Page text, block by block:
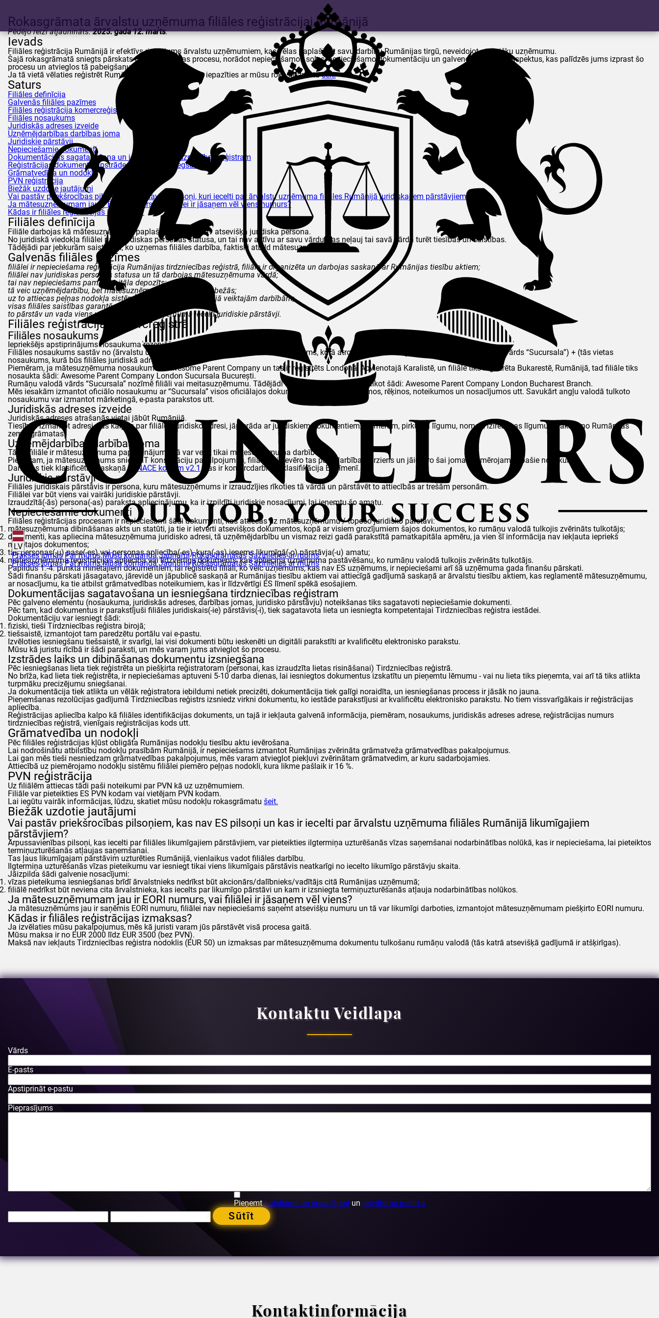
LV
Prakses jomas Par mums Mūsu komanda Jaunumi Rokasgrāmatas Sazinieties ar mums
Prakses jomas Par mums Mūsu komanda Jaunumi Rokasgrāmatas Sazinieties ar mums
Rokasgrāmata ārvalstu uzņēmuma filiāles reģistrācijai Rumānijā
Pēdējo reizi atjaunināts:2025. gada 12. marts.
Ievads
Filiāles reģistrācija Rumānijā ir efektīvs risinājums ārvalstu uzņēmumiem, kas vēlas paplašināt savu darbību Rumānijas tirgū, neveidojot atsevišķu uzņēmumu.
Šajā rokasgrāmatā sniegts pārskats par reģistrācijas procesu, norādot nepieciešamos soļus, nepieciešamo dokumentāciju un galvenos juridiskos aspektus, kas palīdzēs jums izprast šo
procesu un atvieglos tā pabeigšanu.
Ja tā vietā vēlaties reģistrēt Rumānijas uzņēmumu, varat iepazīties ar mūsu rokasgrāmatušeit.
Saturs
Filiāles definīcija
Galvenās filiāles pazīmes
Filiāles reģistrācija komercreģistrā
Filiāles nosaukums
Juridiskās adreses izveide
Uzņēmējdarbības darbības joma
Juridiskie pārstāvji
Nepieciešamie dokumenti
Dokumentācijas sagatavošana un iesniegšana tirdzniecības reģistram
Reģistrācijas dokumentu apstrādes laiks un izsniegšana
Grāmatvedība un nodokļi
PVN reģistrācija
Biežāk uzdotie jautājumi
Vai pastāv priekšrocības pilsoņiem, kas nav ES pilsoņi, kuri iecelti par ārvalstu uzņēmuma filiāles Rumānijā juridiskajiem pārstāvjiem?
Ja mātesuzņēmumam jau ir EORI numurs, vai filiālei ir jāsaņem vēl viens numurs?
Kādas ir filiāles reģistrācijas izmaksas?
Filiāles definīcija
Filiāle darbojas kā mātesuzņēmuma paplašinājums un nav atsevišķa juridiska persona.
No juridiskā viedokļa filiālei nav juridiskas personas statusa, un tai nav aktīvu ar savu vārdu, kas neļauj tai savā vārdā turēt tiesības un saistības.
Tādējādi par jebkurām saistībām, ko uzņemas filiāles darbība, faktiski atbild mātesuzņēmums.
Galvenās filiāles pazīmes
filiālei ir nepieciešama reģistrācija Rumānijas tirdzniecības reģistrā, filiāle ir organizēta un darbojas saskaņā ar Rumānijas tiesību aktiem;
filiālei nav juridiskas personas statusa un tā darbojas mātesuzņēmuma vārdā;
tai nav nepieciešams pamatkapitāla depozīts;
tā veic uzņēmējdarbību, bet mātesuzņēmuma noteiktajās robežās;
uz to attiecas peļņas nodokļa sistēma par Rumānijas teritorijā veiktajām darbībām;
visas filiāles saistības garantē mātesuzņēmums;
to pārstāv un vada viens vai vairāki mātesuzņēmuma iecelti juridiskie pārstāvji.
Filiāles reģistrācija komercreģistrā
Filiāles nosaukums
Iepriekšējs apstiprinājums nosaukuma rezervēšanai nav nepieciešams.
Filiāles nosaukums sastāv no (ārvalstu uzņēmuma nosaukums) + (tās vietas nosaukums, kurā atrodas ārvalstu uzņēmuma juridiskā adrese) + (vārds “Sucursala”) + (tās vietas
nosaukums, kurā būs filiāles juridiskā adrese).
Piemēram, ja mātesuzņēmuma nosaukums ir Awesome Parent Company un tas ir reģistrēts Londonā, Apvienotajā Karalistē, un filiāle tiks reģistrēta Bukarestē, Rumānijā, tad filiāle tiks
nosaukta šādi: Awesome Parent Company London Sucursala București.
Rumāņu valodā vārds “Sucursala” nozīmē filiāli vai meitasuzņēmumu. Tādējādi filiāles nosaukumu var tulkot šādi: Awesome Parent Company London Bucharest Branch.
Mēs iesakām izmantot oficiālo nosaukumu ar“Sucursala” visos oficiālajos dokumentos, piemēram, līgumos, rēķinos, noteikumos un nosacījumos utt. Savukārt angļu valodā tulkoto
nosaukumu var izmantot mārketingā, e-pasta parakstos utt.
Juridiskās adreses izveide
Juridiskās adreses atrašanās vietai jābūt Rumānijā.
Tiesības izmantot adresi, kas kalpos par filiāles juridisko adresi, jāpierāda ar juridiskiem dokumentiem, piemēram, pirkuma līgumu, nomas/izīrēšanas līgumu, izrakstu no Rumānijas
zemesgrāmatas.
Uzņēmējdarbības darbības joma
Tā kā filiāle ir mātesuzņēmuma paplašinājums, tā var veikt tikai mātesuzņēmuma darbības.
Piemēram, ja mātesuzņēmums sniedz IT konsultāciju pakalpojumus, filiālei ir jāievēro tas pats darbības virziens un jāievēro šai jomai piemērojamie īpašie noteikumi.
Darbības tiek klasificētas saskaņā ar
NACE kodiem v2.1,kas ir komercdarbības klasifikācija ES līmenī.
Juridiskie pārstāvji
Filiāles juridiskais pārstāvis ir persona, kuru mātesuzņēmums ir izraudzījies rīkoties tā vārdā un pārstāvēt to attiecībās ar trešām personām.
Filiālei var būt viens vai vairāki juridiskie pārstāvji.
Izraudzītā(-ās) persona(-as) paraksta apliecinājumu, ka ir izpildīti juridiskie nosacījumi, lai ieņemtu šo amatu.
Nepieciešamie dokumenti
Filiāles reģistrācijas procesam ir nepieciešami šādi dokumenti, kas attiecas uz mātesuzņēmumu / topošo juridisko pārstāvi:
mātesuzņēmuma dibināšanas akts un statūti, ja tie ir ietverti atsevišķos dokumentos, kopā ar visiem grozījumiem šajos dokumentos, ko rumāņu valodā tulkojis zvērināts tulkotājs;
dokumenti, kas apliecina mātesuzņēmuma juridisko adresi, tā uzņēmējdarbību un vismaz reizi gadā parakstītā pamatkapitāla apmēru, ja vien šī informācija nav iekļauta iepriekš
minētajos dokumentos;
tās personas(-u) pase(-es) vai personas apliecība(-es), kura(-as) ieņems likumīgā(-o) pārstāvja(-u) amatu;
mātesuzņēmuma reģistrācijas apliecība vai līdzvērtīgs dokuments, kas apliecina uzņēmuma pastāvēšanu, ko rumāņu valodā tulkojis zvērināts tulkotājs.
Papildus 1.-4. punktā minētajiem dokumentiem, lai reģistrētu filiāli, ko veic uzņēmums, kas nav ES uzņēmums, ir nepieciešami arī šā uzņēmuma gada finanšu pārskati.
Šādi finanšu pārskati jāsagatavo, jārevidē un jāpublicē saskaņā ar Rumānijas tiesību aktiem vai attiecīgā gadījumā saskaņā ar ārvalstu tiesību aktiem, kas reglamentē mātesuzņēmumu,
ar nosacījumu, ka tie atbilst grāmatvedības noteikumiem, kas ir līdzvērtīgi ES līmenī spēkā esošajiem.
Dokumentācijas sagatavošana un iesniegšana tirdzniecības reģistram
Pēc galveno elementu (nosaukuma, juridiskās adreses, darbības jomas, juridisko pārstāvju) noteikšanas tiks sagatavoti nepieciešamie dokumenti.
Pēc tam, kad dokumentus ir parakstījuši filiāles juridiskais(-ie) pārstāvis(-i), tiek sagatavota lieta un iesniegta kompetentajai Tirdzniecības reģistra iestādei.
Dokumentāciju var iesniegt šādi:
fiziski, tieši Tirdzniecības reģistra birojā;
tiešsaistē, izmantojot tam paredzētu portālu vai e-pastu.
Izvēloties iesniegšanu tiešsaistē, ir svarīgi, lai visi dokumenti būtu ieskenēti un digitāli parakstīti ar kvalificētu elektronisko parakstu.
Mūsu kā juristu rīcībā ir šādi paraksti, un mēs varam jums atvieglot šo procesu.
Izstrādes laiks un dibināšanas dokumentu izsniegšana
Pēc iesniegšanas lieta tiek reģistrēta un piešķirta reģistratoram (personai, kas izraudzīta lietas risināšanai) Tirdzniecības reģistrā.
No brīža, kad lieta tiek reģistrēta, ir nepieciešamas aptuveni 5-10 darba dienas, lai iesniegtos dokumentus izskatītu un pieņemtu lēmumu - vai nu lieta tiks pieņemta, vai arī tā tiks atlikta
turpmāku precizējumu sniegšanai.
Ja dokumentācija tiek atlikta un vēlāk reģistratora iebildumi netiek precizēti, dokumentācija tiek galīgi noraidīta, un iesniegšanas process ir jāsāk no jauna.
Pieņemšanas rezolūcijas gadījumā Tirdzniecības reģistrs izsniedz virkni dokumentu, ko iestāde parakstījusi ar kvalificētu elektronisko parakstu. No tiem vissvarīgākais ir reģistrācijas
apliecība.
Reģistrācijas apliecība kalpo kā filiāles identifikācijas dokuments, un tajā ir iekļauta galvenā informācija, piemēram, nosaukums, juridiskās adreses adrese, reģistrācijas numurs
tirdzniecības reģistrā, vienīgais reģistrācijas kods utt.
Grāmatvedība un nodokļi
Pēc filiāles reģistrācijas kļūst obligāta Rumānijas nodokļu tiesību aktu ievērošana.
Lai nodrošinātu atbilstību nodokļu prasībām Rumānijā, ir nepieciešams izmantot Rumānijas zvērināta grāmatveža grāmatvedības pakalpojumus.
Lai gan mēs tieši nesniedzam grāmatvedības pakalpojumus, mēs varam atvieglot piekļuvi zvērinātam grāmatvedim, ar kuru sadarbojamies.
Attiecībā uz piemērojamo nodokļu sistēmu filiālei piemēro peļņas nodokli, kura likme pašlaik ir 16 %.
PVN reģistrācija
Uz filiālēm attiecas tādi paši noteikumi par PVN kā uz uzņēmumiem.
Filiāle var pieteikties ES PVN kodam vai vietējam PVN kodam.
Lai iegūtu vairāk informācijas, lūdzu, skatiet mūsu nodokļu rokasgrāmatu šeit.
Biežāk uzdotie jautājumi
Vai pastāv priekšrocības pilsoņiem, kas nav ES pilsoņi un kas ir iecelti par ārvalstu uzņēmuma filiāles Rumānijā likumīgajiem
pārstāvjiem?
Ārpussavienības pilsoņi, kas iecelti par filiāles likumīgajiem pārstāvjiem, var pieteikties ilgtermiņa uzturēšanās vīzas saņemšanai nodarbinātības nolūkā, kas ir nepieciešama, lai pieteiktos
termiņuzturēšanās atļaujas saņemšanai.
Tas ļaus likumīgajam pārstāvim uzturēties Rumānijā, vienlaikus vadot filiāles darbību.
Ilgtermiņa uzturēšanās vīzas pieteikumu var iesniegt tikai viens likumīgais pārstāvis neatkarīgi no iecelto likumīgo pārstāvju skaita.
Jāizpilda šādi galvenie nosacījumi:
vīzas pieteikuma iesniegšanas brīdī ārvalstnieks nedrīkst būt akcionārs/dalībnieks/vadītājs citā Rumānijas uzņēmumā;
filiālē nedrīkst būt neviena cita ārvalstnieka, kas iecelts par likumīgo pārstāvi un kam ir izsniegta termiņuzturēšanās atļauja nodarbinātības nolūkos.
Ja mātesuzņēmumam jau ir EORI numurs, vai filiālei ir jāsaņem vēl viens?
Ja mātesuzņēmums jau ir saņēmis EORI numuru, filiālei nav nepieciešams saņemt atsevišķu numuru un tā var likumīgi darboties, izmantojot mātesuzņēmumam piešķirto EORI numuru.
Kādas ir filiāles reģistrācijas izmaksas?
Ja izvēlaties mūsu pakalpojumus, mēs kā juristi varam jūs pārstāvēt visā procesa gaitā.
Mūsu maksa ir no EUR 2000 līdz EUR 3500 (bez PVN).
Maksā nav iekļauts Tirdzniecības reģistra nodoklis (EUR 50) un izmaksas par mātesuzņēmuma dokumentu tulkošanu rumāņu valodā (tās katrā atsevišķā gadījumā ir atšķirīgas).
Kontaktu Veidlapa
Vārds
E-pasts
Apstiprināt e-pastu
Pieprasījums
Pieņemtnoteikumi un nosacījumi un privātuma politika
Sūtīt
Kontaktinformācija